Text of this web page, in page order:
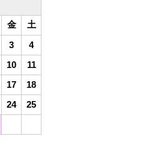
金
土
3
4
10
11
17
18
24
25